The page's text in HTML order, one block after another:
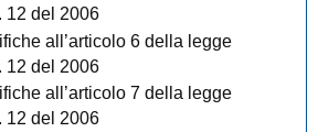
12 del 2006
all’articolo 6 della legge
12 del 2006
all’articolo 7 della legge
12 del 2006